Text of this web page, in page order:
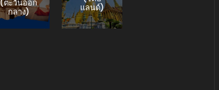
(ตะวันออก
กลาง) แลนด์)